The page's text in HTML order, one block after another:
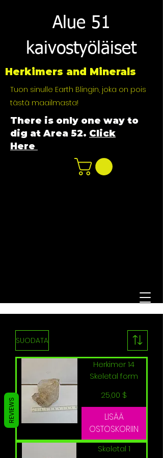
Alue 51
kaivostyöläiset
Herkimers and Minerals
Tuon sinulle Earth Blingin, joka on pois
tästä maailmasta!
There is only one way to
dig at Area 52. Click
Here
SUODATA
Herkimer 14
Skeletal form
Hinta
25,00 $
LISÄÄ
OSTOSKORIIN
Skeletal 1
REVIEWS